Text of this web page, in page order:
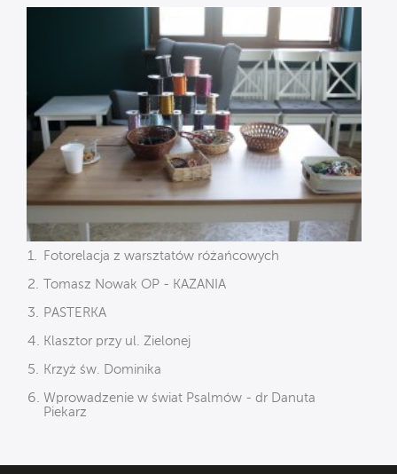
Fotorelacja z warsztatów różańcowych
Tomasz Nowak OP - KAZANIA
PASTERKA
Klasztor przy ul. Zielonej
Krzyż św. Dominika
Wprowadzenie w świat Psalmów - dr Danuta
Piekarz